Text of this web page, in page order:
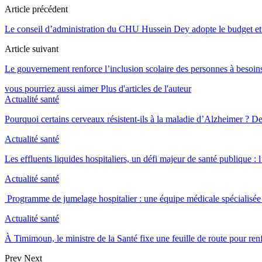
Article précédent
Le conseil d’administration du CHU Hussein Dey adopte le budget
Article suivant
Le gouvernement renforce l’inclusion scolaire des personnes à
vous pourriez aussi aimer Plus d'articles de l'auteur
Actualité santé
Pourquoi certains cerveaux résistent-ils à la maladie d’Alzheimer ?
Actualité santé
Les effluents liquides hospitaliers, un défi majeur de santé publique
Actualité santé
Programme de jumelage hospitalier : une équipe médicale
Actualité santé
À Timimoun, le ministre de la Santé fixe une feuille de route pour
Prev Next